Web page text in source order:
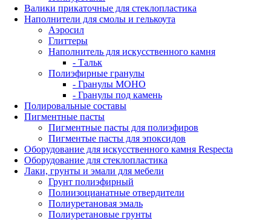
Валики прикаточные для стеклопластика
Наполнители для смолы и гелькоута
Аэросил
Глиттеры
Наполнитель для искусственного камня
- Тальк
Полиэфирные гранулы
- Гранулы МОНО
- Гранулы под камень
Полировальные составы
Пигментные пасты
Пигментные пасты для полиэфиров
Пигментые пасты для эпоксидов
Оборудование для искусственного камня Respecta
Оборудование для стеклопластика
Лаки, грунты и эмали для мебели
Грунт полиэфирный
Полиизоцианатные отвердители
Полиуретановая эмаль
Полиуретановые грунты